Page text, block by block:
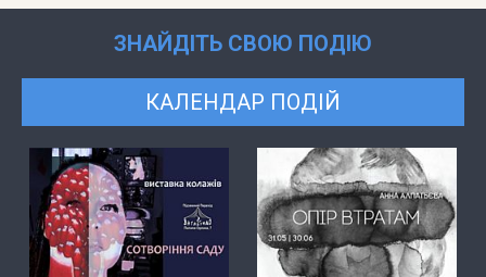
ЗНАЙДІТЬ СВОЮ ПОДІЮ
КАЛЕНДАР ПОДІЙ